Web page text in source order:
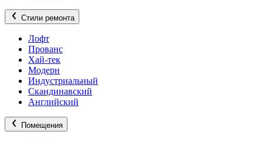
Стили ремонта
Лофт
Прованс
Хай-тек
Модерн
Индустриальный
Скандинавский
Английский
Помещения